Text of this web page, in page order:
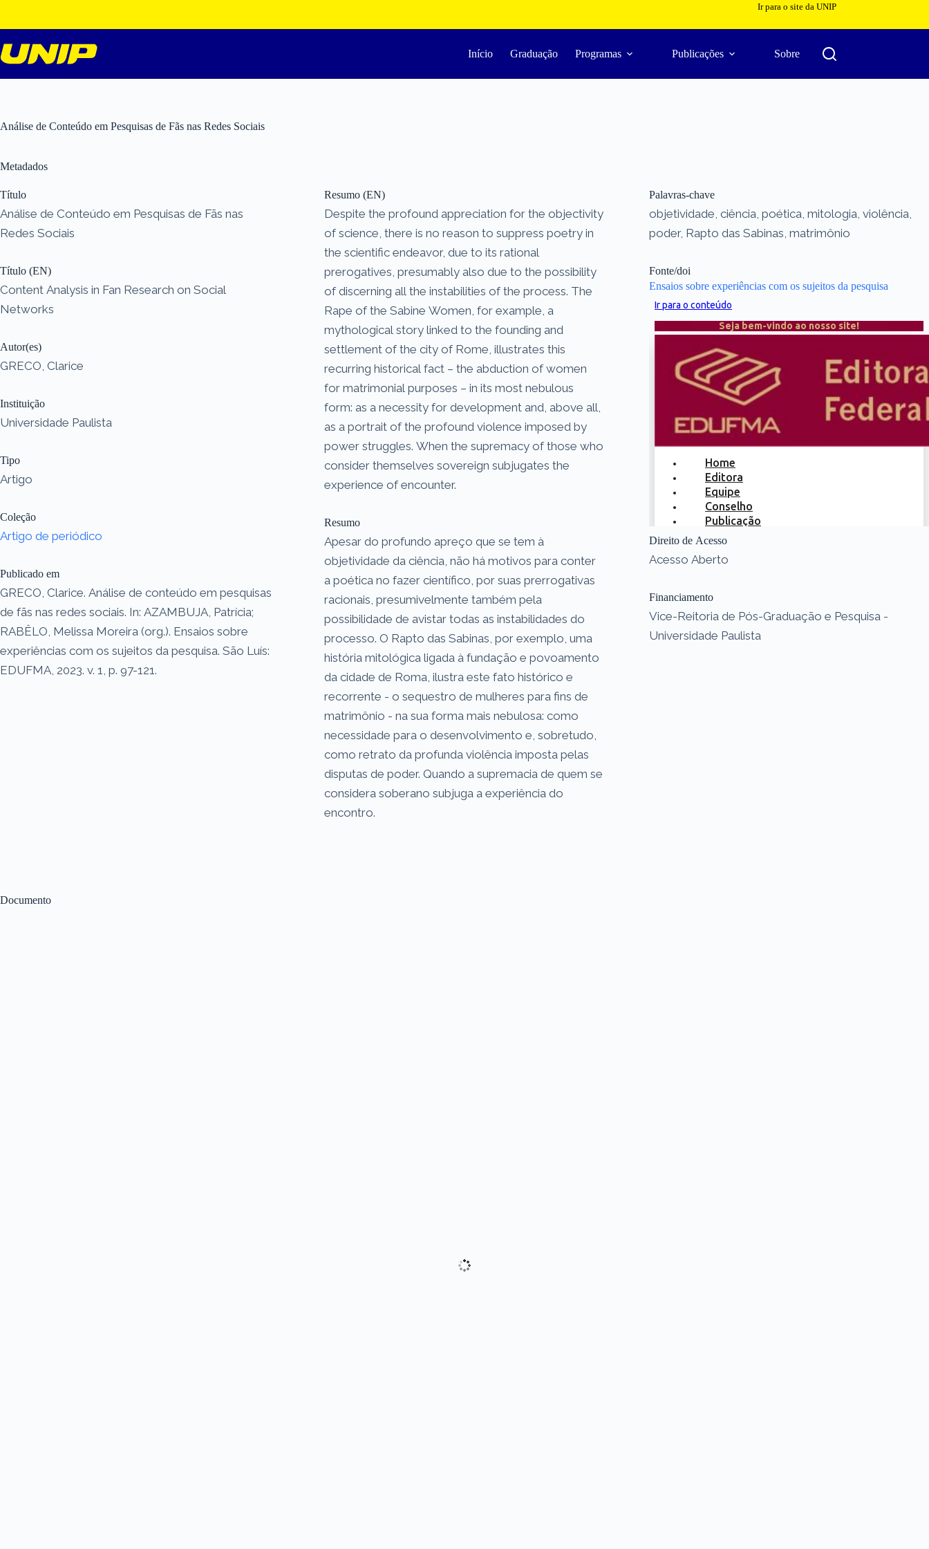
o
conteúdo
Ir para o site da UNIP
Início Graduação Programas Publicações Sobre
Análise de Conteúdo em Pesquisas de Fãs nas Redes Sociais
Documento
Metadados
Título
Análise de Conteúdo em Pesquisas de Fãs nas
Redes Sociais
Título (EN)
Content Analysis in Fan Research on Social
Networks
Autor(es)
GRECO, Clarice
Instituição
Universidade Paulista
Tipo
Artigo
Coleção
Artigo de periódico
Publicado em
GRECO, Clarice. Análise de conteúdo em pesquisas
de fãs nas redes sociais. In: AZAMBUJA, Patrícia;
RABÊLO, Melissa Moreira (org.). Ensaios sobre
experiências com os sujeitos da pesquisa. São Luís:
EDUFMA, 2023. v. 1, p. 97-121.
Resumo (EN)
Despite the profound appreciation for the objectivity
of science, there is no reason to suppress poetry in
the scientific endeavor, due to its rational
prerogatives, presumably also due to the possibility
of discerning all the instabilities of the process. The
Rape of the Sabine Women, for example, a
mythological story linked to the founding and
settlement of the city of Rome, illustrates this
recurring historical fact – the abduction of women
for matrimonial purposes – in its most nebulous
form: as a necessity for development and, above all,
as a portrait of the profound violence imposed by
power struggles. When the supremacy of those who
consider themselves sovereign subjugates the
experience of encounter.
Resumo
Apesar do profundo apreço que se tem à
objetividade da ciência, não há motivos para conter
a poética no fazer científico, por suas prerrogativas
racionais, presumivelmente também pela
possibilidade de avistar todas as instabilidades do
processo. O Rapto das Sabinas, por exemplo, uma
história mitológica ligada à fundação e povoamento
da cidade de Roma, ilustra este fato histórico e
recorrente - o sequestro de mulheres para fins de
matrimônio - na sua forma mais nebulosa: como
necessidade para o desenvolvimento e, sobretudo,
como retrato da profunda violência imposta pelas
disputas de poder. Quando a supremacia de quem se
considera soberano subjuga a experiência do
encontro.
Palavras-chave
objetividade, ciência, poética, mitologia, violência,
poder, Rapto das Sabinas, matrimônio
Fonte/doi
Ensaios sobre experiências com os sujeitos da pesquisa
Direito de Acesso
Acesso Aberto
Financiamento
Vice-Reitoria de Pós-Graduação e Pesquisa -
Universidade Paulista